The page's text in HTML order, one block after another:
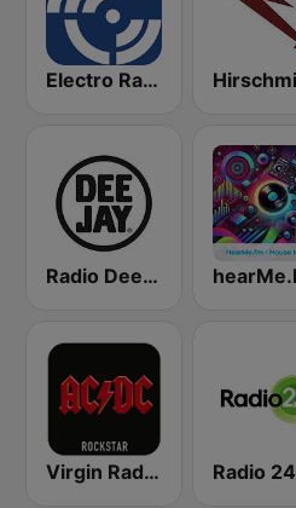
Electro Radio
Radio Deejay
Virgin Radio AC/DC Radio 24